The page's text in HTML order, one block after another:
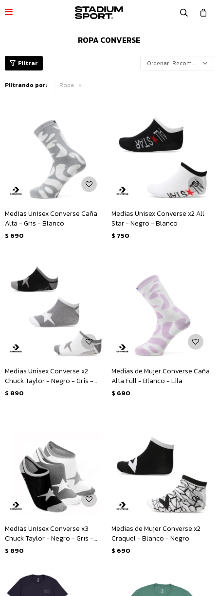

ROPA CONVERSE
Recomendados
Filtrando por: Ropa
Medias Unisex Converse Caña
Alta - Gris - Blanco
$ 690
Medias Unisex Converse x2 All
Star - Negro - Blanco
$ 750
Medias Unisex Converse x2
Chuck Taylor - Negro - Gris -
Blanco
$ 890
Medias de Mujer Converse Caña
Alta Full - Blanco - Lila
$ 690
Medias Unisex Converse x3
Chuck Taylor - Negro - Gris -
Blanco
$ 890
Medias de Mujer Converse x2
Craquel - Blanco - Negro
$ 690